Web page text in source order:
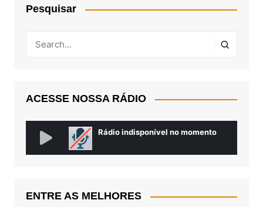
Pesquisar
ACESSE NOSSA RÁDIO
ENTRE AS MELHORES